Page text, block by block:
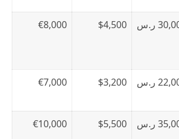
ر.س $4,500
€8,000
ر.س $3,200
€7,000
ر.س $5,500
€10,000